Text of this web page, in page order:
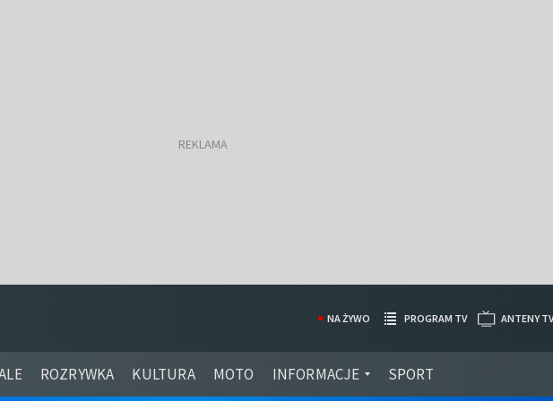
ROZRYWKA KULTURA MOTO INFORMACJE SPORT
NA ŻYWO PROGRAM TV ANTENY